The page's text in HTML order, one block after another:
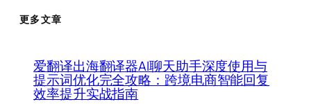
更多文章
爱翻译出海翻译器AI聊天助手深度使用与
提示词优化完全攻略：跨境电商智能回复
效率提升实战指南